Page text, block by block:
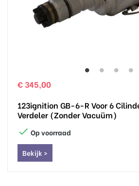
€ 345,00
123ignition GB-6-R Voor 6
Verdeler (zonder Vacuüm)
 Op voorraad
Bekijk >